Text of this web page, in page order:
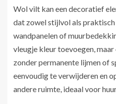
Wol vilt kan een decoratief
dat zowel stijlvol als praktisch
wandpanelen of
vleugje kleur toevoegen,
zonder permanente lijmen of
eenvoudig te verwijderen en
andere ruimte, ideaal voor